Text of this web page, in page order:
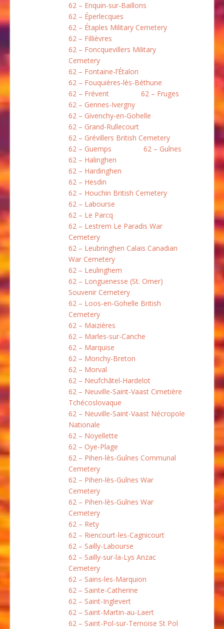
62 – Enquin-sur-Baillons
62 – Éperlecques
62 – Étaples Military Cemetery
62 – Fillièvres
62 – Foncquevillers Military
Cemetery
62 – Fontaine-l’Étalon
62 – Fouquières-lès-Béthune
62 – Frévent
62 – Fruges
62 – Gennes-Ivergny
62 – Givenchy-en-Gohelle
62 – Grand-Rullecourt
62 – Grévillers British Cemetery
62 – Guemps
62 – Guînes
62 – Halinghen
62 – Hardinghen
62 – Hesdin
62 – Houchin British Cemetery
62 – Labourse
62 – Le Parcq
62 – Lestrem Le Paradis War
Cemetery
62 – Leubringhen Calais Canadian
War Cemetery
62 – Leulinghem
62 – Longuenesse (St. Omer)
Souvenir Cemetery
62 – Loos-en-Gohelle British
Cemetery
62 – Maizières
62 – Marles-sur-Canche
62 – Marquise
62 – Monchy-Breton
62 – Morval
62 – Neufchâtel-Hardelot
62 – Neuville-Saint-Vaast Cimetière
Tchécoslovaque
62 – Neuville-Saint-Vaast Nécropole
Nationale
62 – Noyellette
62 – Oye-Plage
62 – Pihen-lès-Guînes Communal
Cemetery
62 – Pihen-lès-Guînes War
Cemetery
62 – Pihen-lès-Guînes War
Cemetery
62 – Rety
62 – Riencourt-les-Cagnicourt
62 – Sailly-Labourse
62 – Sailly-sur-la-Lys Anzac
Cemetery
62 – Sains-les-Marquion
62 – Sainte-Catherine
62 – Saint-Inglevert
62 – Saint-Martin-au-Laert
62 – Saint-Pol-sur-Ternoise St Pol